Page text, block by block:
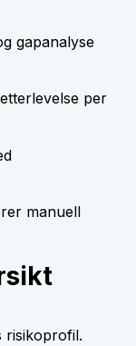
gapanalyse
per
manuell
risikoprofil.